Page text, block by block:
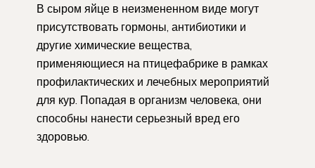
В сыром яйце в неизмененном виде могут
присутствовать гормоны, антибиотики и
другие химические вещества,
применяющиеся на птицефабрике в рамках
профилактических и лечебных мероприятий
для кур. Попадая в организм человека, они
способны нанести серьезный вред его
здоровью.